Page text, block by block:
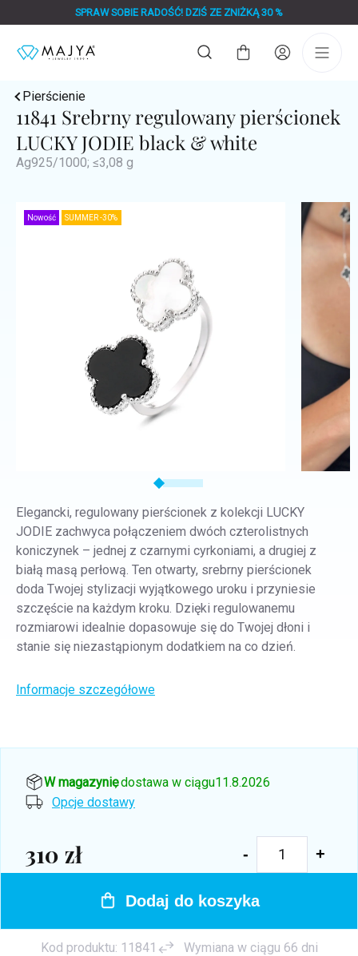
do
SPRAW SOBIE RADOŚĆ! DZIŚ ZE ZNIŻKĄ 30 %
Koszyk
Pierścienie
11841 Srebrny regulowany pierścionek
LUCKY JODIE black & white
Ag925/1000; ≤3,08 g
Nowość SUMMER -30%
Elegancki, regulowany pierścionek z kolekcji LUCKY
JODIE zachwyca połączeniem dwóch czterolistnych
koniczynek – jednej z czarnymi cyrkoniami, a drugiej z
białą masą perłową. Ten otwarty, srebrny pierścionek
doda Twojej stylizacji wyjątkowego uroku i przyniesie
szczęście na każdym kroku. Dzięki regulowanemu
rozmiarowi idealnie dopasowuje się do Twojej dłoni i
stanie się niezastąpionym dodatkiem na co dzień.
Informacje szczegółowe
W magazynie, dostawa w ciągu11.8.2026
Opcje dostawy
310 zł
Cena
Dodaj do koszyka
Kod produktu: 11841 Wymiana w ciągu 66 dni